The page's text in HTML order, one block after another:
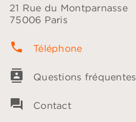
21 Rue du Montparnasse
75006 Paris
phone Téléphone
contacts Questions fréquentes
question_answer Contact